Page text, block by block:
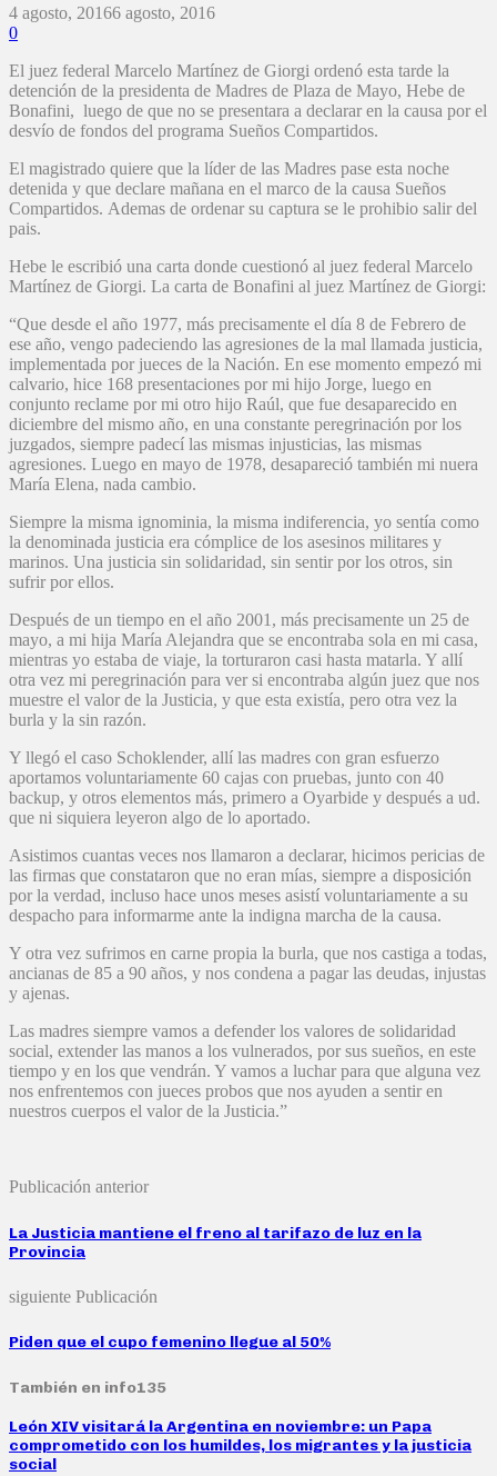
4 agosto, 20166 agosto, 2016
0
El juez federal Marcelo Martínez de Giorgi ordenó esta tarde la
detención de la presidenta de Madres de Plaza de Mayo, Hebe de
Bonafini, luego de que no se presentara a declarar en la causa por el
desvío de fondos del programa Sueños Compartidos.
El magistrado quiere que la líder de las Madres pase esta noche
detenida y que declare mañana en el marco de la causa Sueños
Compartidos. Ademas de ordenar su captura se le prohibio salir del
pais.
Hebe le escribió una carta donde cuestionó al juez federal Marcelo
Martínez de Giorgi. La carta de Bonafini al juez Martínez de Giorgi:
“Que desde el año 1977, más precisamente el día 8 de Febrero de
ese año, vengo padeciendo las agresiones de la mal llamada justicia,
implementada por jueces de la Nación. En ese momento empezó mi
calvario, hice 168 presentaciones por mi hijo Jorge, luego en
conjunto reclame por mi otro hijo Raúl, que fue desaparecido en
diciembre del mismo año, en una constante peregrinación por los
juzgados, siempre padecí las mismas injusticias, las mismas
agresiones. Luego en mayo de 1978, desapareció también mi nuera
María Elena, nada cambio.
Siempre la misma ignominia, la misma indiferencia, yo sentía como
la denominada justicia era cómplice de los asesinos militares y
marinos. Una justicia sin solidaridad, sin sentir por los otros, sin
sufrir por ellos.
Después de un tiempo en el año 2001, más precisamente un 25 de
mayo, a mi hija María Alejandra que se encontraba sola en mi casa,
mientras yo estaba de viaje, la torturaron casi hasta matarla. Y allí
otra vez mi peregrinación para ver si encontraba algún juez que nos
muestre el valor de la Justicia, y que esta existía, pero otra vez la
burla y la sin razón.
Y llegó el caso Schoklender, allí las madres con gran esfuerzo
aportamos voluntariamente 60 cajas con pruebas, junto con 40
backup, y otros elementos más, primero a Oyarbide y después a ud.
que ni siquiera leyeron algo de lo aportado.
Asistimos cuantas veces nos llamaron a declarar, hicimos pericias de
las firmas que constataron que no eran mías, siempre a disposición
por la verdad, incluso hace unos meses asistí voluntariamente a su
despacho para informarme ante la indigna marcha de la causa.
Y otra vez sufrimos en carne propia la burla, que nos castiga a todas,
ancianas de 85 a 90 años, y nos condena a pagar las deudas, injustas
y ajenas.
Las madres siempre vamos a defender los valores de solidaridad
social, extender las manos a los vulnerados, por sus sueños, en este
tiempo y en los que vendrán. Y vamos a luchar para que alguna vez
nos enfrentemos con jueces probos que nos ayuden a sentir en
nuestros cuerpos el valor de la Justicia.”
Publicación anterior
La Justicia mantiene el freno al tarifazo de luz en la
Provincia
siguiente Publicación
Piden que el cupo femenino llegue al 50%
También en info135
León XIV visitará la Argentina en noviembre: un Papa
comprometido con los humildes, los migrantes y la justicia
social